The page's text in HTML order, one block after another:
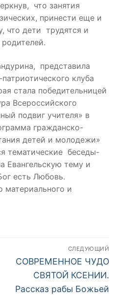
что занятия
принести еще и
что дети трудятся и
представила
клуба
стала победительницей
Всероссийского
подвиг учителя» в
гражданско-
детей и молодежи»
тематические беседы-
Евангельскую тему и
есть Любовь.
материального и
СЛЕДУЮЩИЙ
Следующая
запись:
СОВРЕМЕННОЕ ЧУДО
СВЯТОЙ КСЕНИИ.
Рассказ рабы Божьей